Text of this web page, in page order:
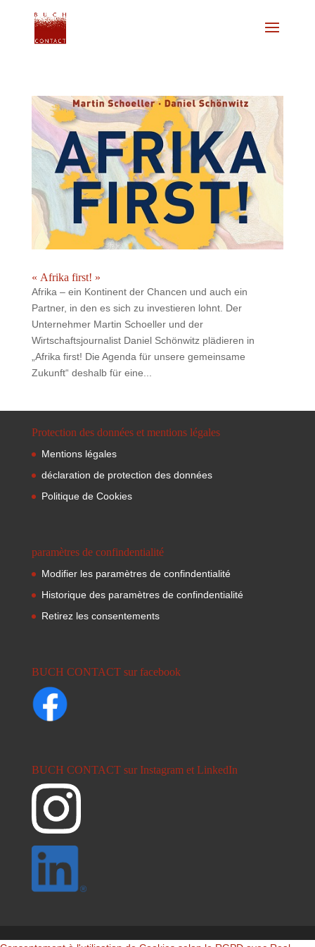
« Afrika first! »
Afrika – ein Kontinent der Chancen und auch ein
Partner, in den es sich zu investieren lohnt. Der
Unternehmer Martin Schoeller und der
Wirtschaftsjournalist Daniel Schönwitz plädieren in
„Afrika first! Die Agenda für unsere gemeinsame
Zukunft“ deshalb für eine...
Protection des données et mentions légales
Mentions légales
déclaration de protection des données
Politique de Cookies
paramètres de confindentialité
Modifier les paramètres de confindentialité
Historique des paramètres de confindentialité
Retirez les consentements
BUCH CONTACT sur facebook
BUCH CONTACT sur Instagram et LinkedIn